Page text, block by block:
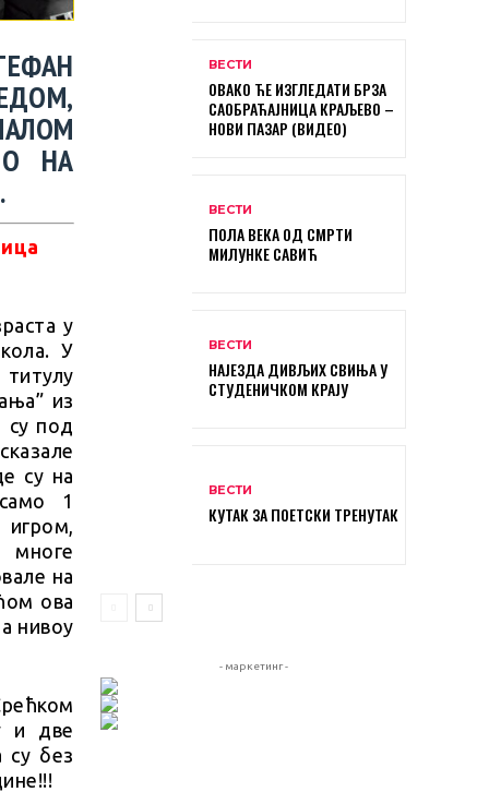
НА
у
У
из
су под
су на
1
многе
на
ова
нивоу
и две
су без
ВЕСТИ
ОВАКО ЋЕ ИЗГЛЕДАТИ БРЗА
САОБРАЋАЈНИЦА КРАЉЕВО –
НОВИ ПАЗАР (ВИДЕО)
ВЕСТИ
ПОЛА ВЕКА ОД СМРТИ
МИЛУНКЕ САВИЋ
ВЕСТИ
НАЈЕЗДА ДИВЉИХ СВИЊА У
СТУДЕНИЧКОМ КРАЈУ
ВЕСТИ
КУТАК ЗА ПОЕТСКИ ТРЕНУТАК
- маркетинг -